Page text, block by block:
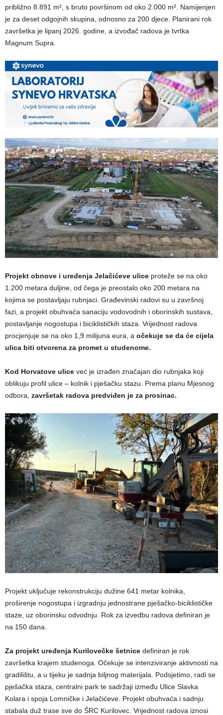
približno 8.891 m², s bruto površinom od oko 2.000 m². Namijenjen
je za deset odgojnih skupina, odnosno za 200 djece. Planirani rok
završetka je lipanj 2026. godine, a izvođač radova je tvrtka
Magnum Supra.
Projekt obnove i uređenja Jelačićeve ulice proteže se na oko
1.200 metara duljine, od čega je preostalo oko 200 metara na
kojima se postavljaju rubnjaci. Građevinski radovi su u završnoj
fazi, a projekt obuhvaća sanaciju vodovodnih i oborinskih sustava,
postavljanje nogostupa i biciklističkih staza. Vrijednost radova
procjenjuje se na oko 1,9 milijuna eura, a očekuje se da će cijela
ulica biti otvorena za promet u studenome.
Kod Horvatove ulice već je izrađen značajan dio rubnjaka koji
oblikuju profil ulice – kolnik i pješačku stazu. Prema planu Mjesnog
odbora, završetak radova predviđen je za prosinac.
Projekt uključuje rekonstrukciju dužine 641 metar kolnika,
proširenje nogostupa i izgradnju jednostrane pješačko-biciklističke
staze, uz oborinsku odvodnju. Rok za izvedbu radova definiran je
na 150 dana.
Za projekt uređenja Kurilovečke šetnice definiran je rok
završetka krajem studenoga. Očekuje se intenziviranje aktivnosti na
gradilištu, a u tijeku je sadnja biljnog materijala. Podsjetimo, radi se
pješačka staza, centralni park te sadržaji između Ulice Slavka
Kolara i spoja Lomničke i Jelačićeve. Projekt obuhvaća i sadnju
stabala duž trase sve do ŠRC Kurilovec. Vrijednost radova iznosi